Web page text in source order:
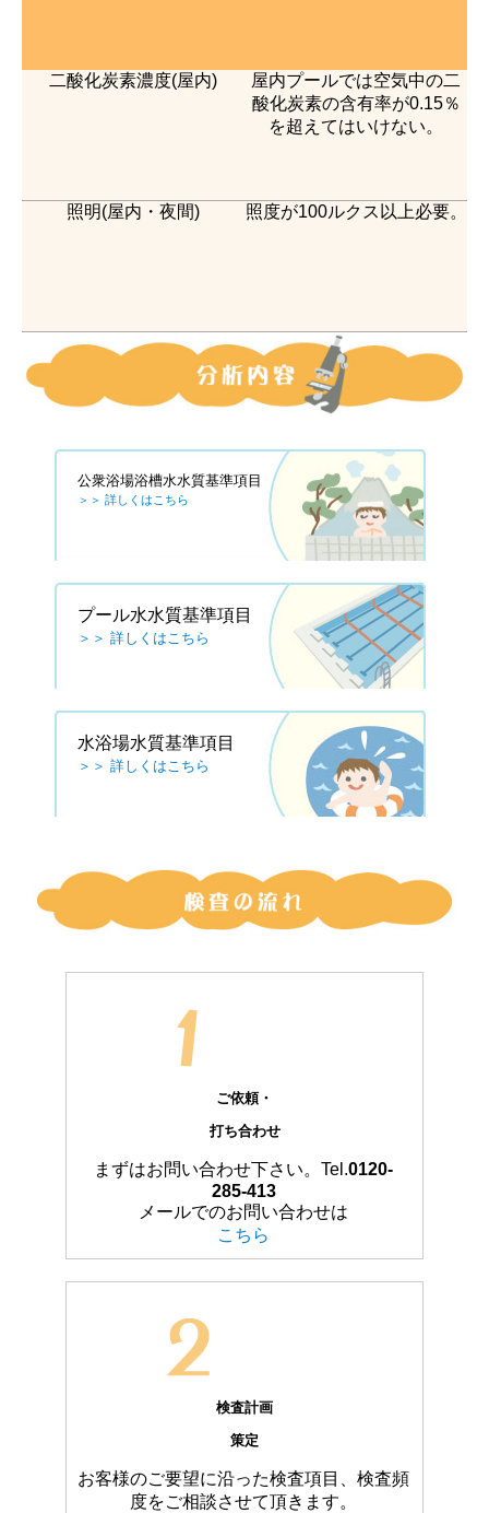
二酸化炭素濃度(屋内)
屋内プールでは空気中の二
酸化炭素の含有率が0.15％
を超えてはいけない。
照明(屋内・夜間) 照度が100ルクス以上必要。
公衆浴場浴槽水水質基準項目
＞＞ 詳しくはこちら
プール水水質基準項目
＞＞ 詳しくはこちら
水浴場水質基準項目
＞＞ 詳しくはこちら
ご依頼・
打ち合わせ
まずはお問い合わせ下さい。Tel.0120-
285-413
メールでのお問い合わせは
こちら
検査計画
策定
お客様のご要望に沿った検査項目、検査頻
度をご相談させて頂きます。